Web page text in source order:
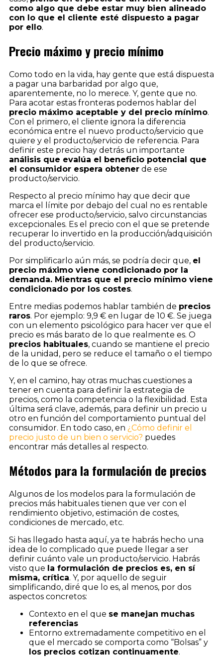
como algo que debe estar muy bien alineado
con lo que el cliente esté dispuesto a pagar
por ello.
Precio máximo y precio mínimo
Como todo en la vida, hay gente que está dispuesta
a pagar una barbaridad por algo que,
aparentemente, no lo merece. Y, gente que no.
Para acotar estas fronteras podemos hablar del
precio máximo aceptable y del precio mínimo.
Con el primero, el cliente ignora la diferencia
económica entre el nuevo producto/servicio que
quiere y el producto/servicio de referencia. Para
definir este precio hay detrás un importante
análisis que evalúa el beneficio potencial que
el consumidor espera obtener de ese
producto/servicio.
Respecto al precio mínimo hay que decir que
marca el límite por debajo del cual no es rentable
ofrecer ese producto/servicio, salvo circunstancias
excepcionales. Es el precio con el que se pretende
recuperar lo invertido en la producción/adquisición
del producto/servicio.
Por simplificarlo aún más, se podría decir que, el
precio máximo viene condicionado por la
demanda. Mientras que el precio mínimo viene
condicionado por los costes.
Entre medias podemos hablar también de precios
raros. Por ejemplo: 9,9 € en lugar de 10 €. Se juega
con un elemento psicológico para hacer ver que el
precio es más barato de lo que realmente es. O
precios habituales, cuando se mantiene el precio
de la unidad, pero se reduce el tamaño o el tiempo
de lo que se ofrece.
Y, en el camino, hay otras muchas cuestiones a
tener en cuenta para definir la estrategia de
precios, como la competencia o la flexibilidad. Esta
última será clave, además, para definir un precio u
otro en función del comportamiento puntual del
consumidor. En todo caso, en ¿Cómo definir el
precio justo de un bien o servicio? puedes
encontrar más detalles al respecto.
Métodos para la formulación de precios
Algunos de los modelos para la formulación de
precios más habituales tienen que ver con el
rendimiento objetivo, estimación de costes,
condiciones de mercado, etc.
Si has llegado hasta aquí, ya te habrás hecho una
idea de lo complicado que puede llegar a ser
definir cuánto vale un producto/servicio. Habrás
visto que la formulación de precios es, en sí
misma, crítica. Y, por aquello de seguir
simplificando, diré que lo es, al menos, por dos
aspectos concretos:
Contexto en el que se manejan muchas
referencias
Entorno extremadamente competitivo en el
que el mercado se comporta como “Bolsas” y
los precios cotizan continuamente.